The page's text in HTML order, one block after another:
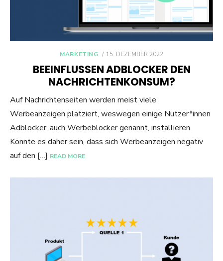
MARKETING
POSTED
15. DEZEMBER 2022
BEEINFLUSSEN ADBLOCKER DEN
NACHRICHTENKONSUM?
Auf Nachrichtenseiten werden meist viele
Werbeanzeigen platziert, weswegen einige Nutzer*innen
Adblocker, auch Werbeblocker genannt, installieren.
Könnte es daher sein, dass sich Werbeanzeigen negativ
auf den […] READ MORE